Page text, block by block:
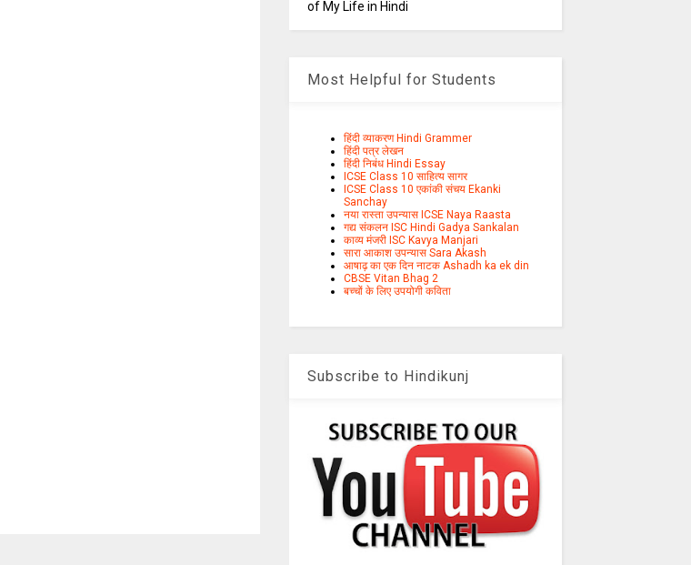
of My Life in Hindi
Most Helpful for Students
हिंदी व्याकरण Hindi Grammer
हिंदी पत्र लेखन
हिंदी निबंध Hindi Essay
ICSE Class 10 साहित्य सागर
ICSE Class 10 एकांकी संचय Ekanki
Sanchay
नया रास्ता उपन्यास ICSE Naya Raasta
गद्य संकलन ISC Hindi Gadya Sankalan
काव्य मंजरी ISC Kavya Manjari
सारा आकाश उपन्यास Sara Akash
आषाढ़ का एक दिन नाटक Ashadh ka ek din
CBSE Vitan Bhag 2
बच्चों के लिए उपयोगी कविता
Subscribe to Hindikunj